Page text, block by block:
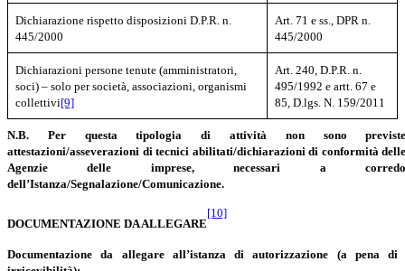
Dichiarazionerispetto disposizioni D.P.R. n.
445/2000
Art. 71 e ss., DPR n.
445/2000
Dichiarazioni persone tenute (amministratori,
soci) – solo per società, associazioni, organismi
collettivi[9]
Art. 240, D.P.R. n.
495/1992 e artt.67 e
85, D.lgs. N. 159/2011
N.B. Per questa tipologia di attività non sono
attestazioni/asseverazioni di tecnici abilitati/dichiarazioni di conformità
Agenzie delle imprese, necessari a
dell’Istanza/Segnalazione/Comunicazione.
DOCUMENTAZIONE DA ALLEGARE
[10]
Documentazione da allegare all’istanza di autorizzazione (a pena di